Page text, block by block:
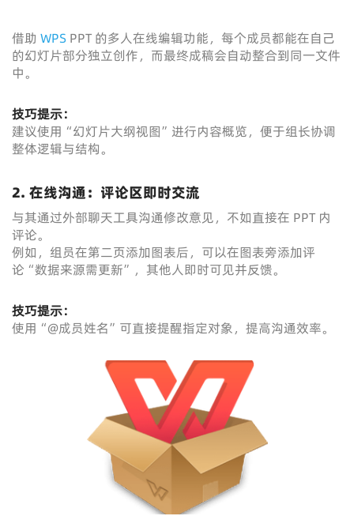
借助 WPS PPT 的多人在线编辑功能，每个成员都能在自己
的幻灯片部分独立创作，而最终成稿会自动整合到同一文件
中。
技巧提示：
建议使用“幻灯片大纲视图”进行内容概览，便于组长协调
整体逻辑与结构。
2. 在线沟通：评论区即时交流
与其通过外部聊天工具沟通修改意见，不如直接在 PPT 内
评论。
例如，组员在第二页添加图表后，可以在图表旁添加评
论“数据来源需更新”，其他人即时可见并反馈。
技巧提示：
使用“@成员姓名”可直接提醒指定对象，提高沟通效率。